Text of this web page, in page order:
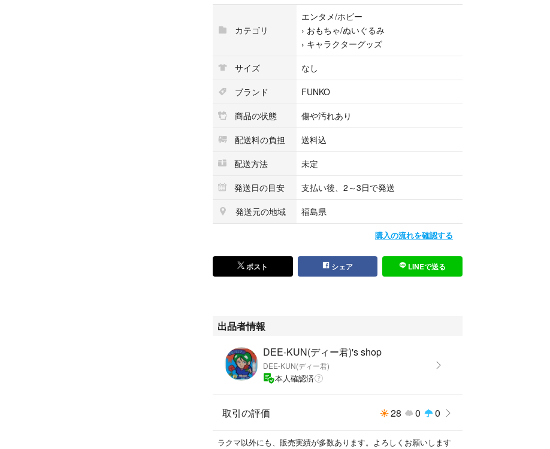
POP! ANIMATION SERIES #247
緑谷出久カテゴリ
エンタメ/ホビー
› おもちゃ/ぬいぐるみ
› キャラクターグッズ
サイズ
なし
ブランド
FUNKO
商品の状態
傷や汚れあり
配送料の負担
送料込
配送方法
未定
発送日の目安
支払い後、2～3日で発送
発送元の地域
福島県
購入の流れを確認する
ポスト シェア LINEで送る
出品者情報
DEE-KUN(ディー君)'s shop
DEE-KUN(ディー君)
本人確認済
取引の評価 28 0 0
ラクマ以外にも、販売実績が多数あります。よろしくお願いします